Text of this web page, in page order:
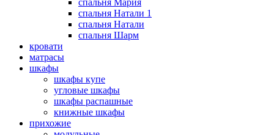
спальня Натали 1
спальня Натали
спальня Шарм
кровати
матрасы
шкафы
шкафы купе
угловые шкафы
шкафы распашные
книжные шкафы
прихожие